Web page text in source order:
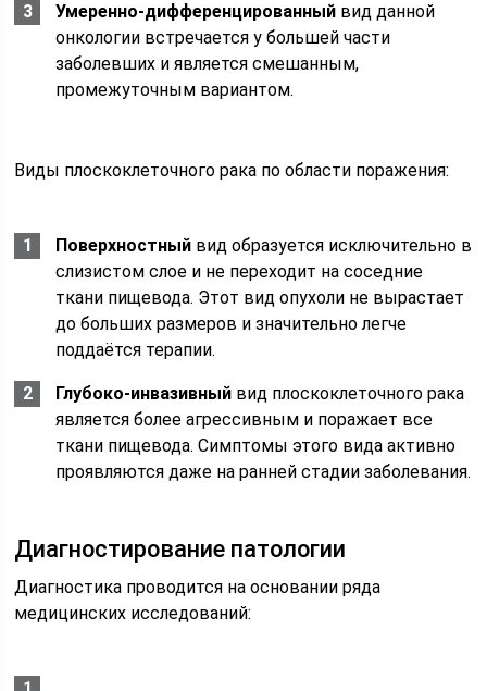
Умеренно-дифференцированный вид данной
онкологии встречается у большей части
заболевших и является смешанным,
промежуточным вариантом.
Виды плоскоклеточного рака по области поражения:
Поверхностный вид образуется исключительно в
слизистом слое и не переходит на соседние
ткани пищевода. Этот вид опухоли не вырастает
до больших размеров и значительно легче
поддаётся терапии.
Глубоко-инвазивный вид плоскоклеточного рака
является более агрессивным и поражает все
ткани пищевода. Симптомы этого вида активно
проявляются даже на ранней стадии заболевания.
Диагностирование патологии
Диагностика проводится на основании ряда
медицинских исследований: